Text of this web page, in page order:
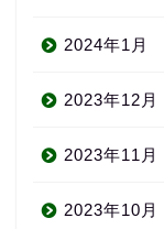
2024年1月
2023年12月
2023年11月
2023年10月